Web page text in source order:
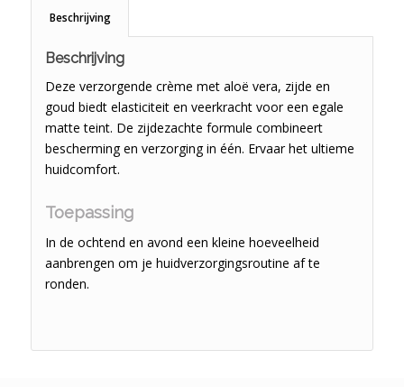
Beschrijving
Beschrijving
Deze verzorgende crème met aloë vera, zijde en
goud biedt elasticiteit en veerkracht voor een egale
matte teint. De zijdezachte formule combineert
bescherming en verzorging in één. Ervaar het ultieme
huidcomfort.
Toepassing
In de ochtend en avond een kleine hoeveelheid
aanbrengen om je huidverzorgingsroutine af te
ronden.